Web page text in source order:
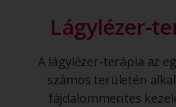
Lágylézer-
A lágylézer-terápia az
számos területén
fájdalommentes